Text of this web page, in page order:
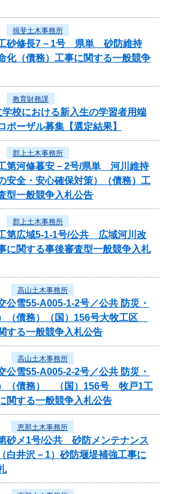
揖斐土木事務所
工砂修長7－1号 県単 砂防維持
化（債務）工事に関する一般競争
教育財務課
校における新入生の学習者用端
ーザル募集【選定結果】
郡上土木事務所
第河修暮安－2号/県単 河川維持
安全・安心確保対策）（債務）工
型一般競争入札公告
郡上土木事務所
第広域5-1-1号/公共 広域河川改
に関する事後審査型一般競争入札
高山土木事務所
公雪55-A005-1-2号／公共 防災・
（債務）（国）156号大牧工区
する一般競争入札公告
高山土木事務所
公雪55-A005-2-2号／公共 防災・
（債務） （国）156号 牧戸1工
関する一般競争入札公告
恵那土木事務所
砂メ1号/公共 砂防メンテナンス
白井沢－1）砂防堰堤補強工事に